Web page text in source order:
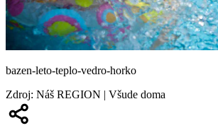
bazen-leto-teplo-vedro-horko
Zdroj: Náš REGION | Všude doma